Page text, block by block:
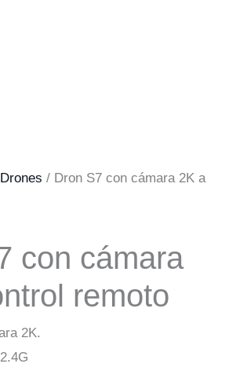
Drones / Dron S7 con cámara 2K a
con cámara
remoto
2K.